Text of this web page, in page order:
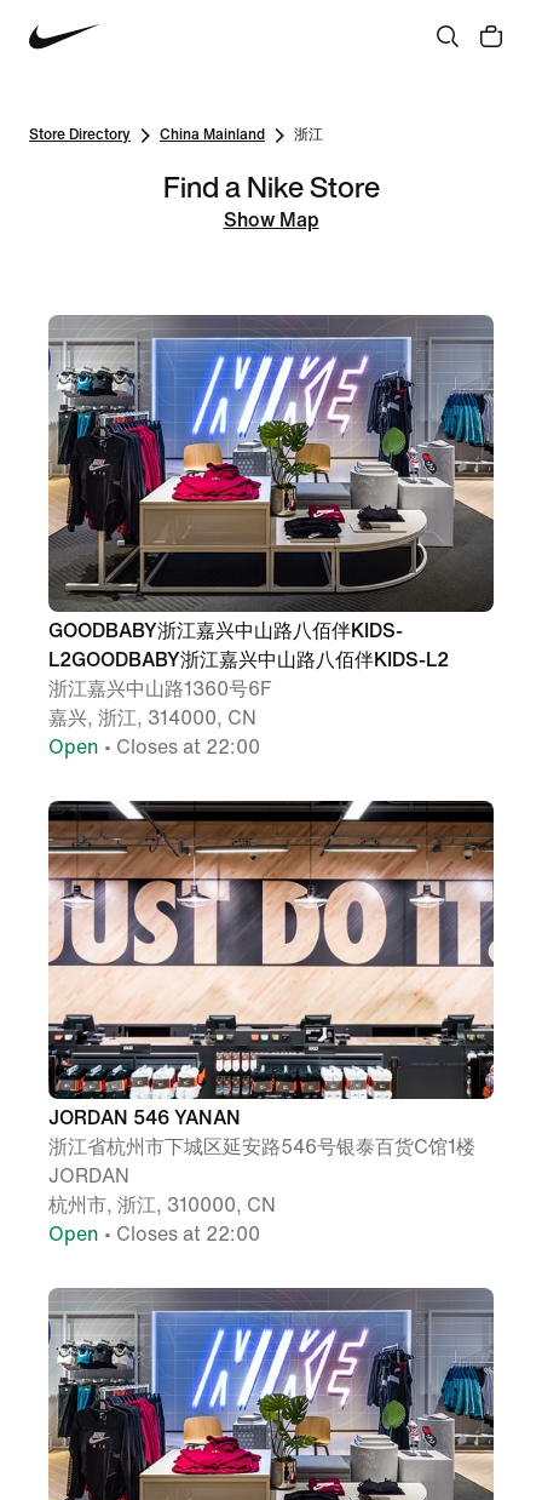
Store Directory China Mainland 浙江
Find a Nike Store
Show Map
GOODBABY浙江嘉兴中山路八佰伴KIDS-
L2GOODBABY浙江嘉兴中山路八佰伴KIDS-L2
浙江嘉兴中山路1360号6F
嘉兴, 浙江, 314000, CN
Open • Closes at 22:00
JORDAN 546 YANAN
浙江省杭州市下城区延安路546号银泰百货C馆1楼
JORDAN
杭州市, 浙江, 310000, CN
Open • Closes at 22:00